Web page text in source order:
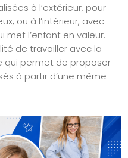
à l’extérieur, pour
ou à l’intérieur, avec
met l’enfant en valeur.
de travailler avec la
qui permet de proposer
à partir d’une même